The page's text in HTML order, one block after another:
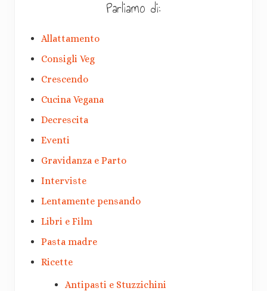
Parliamo di:
Allattamento
Consigli Veg
Crescendo
Cucina Vegana
Decrescita
Eventi
Gravidanza e Parto
Interviste
Lentamente pensando
Libri e Film
Pasta madre
Ricette
Antipasti e Stuzzichini